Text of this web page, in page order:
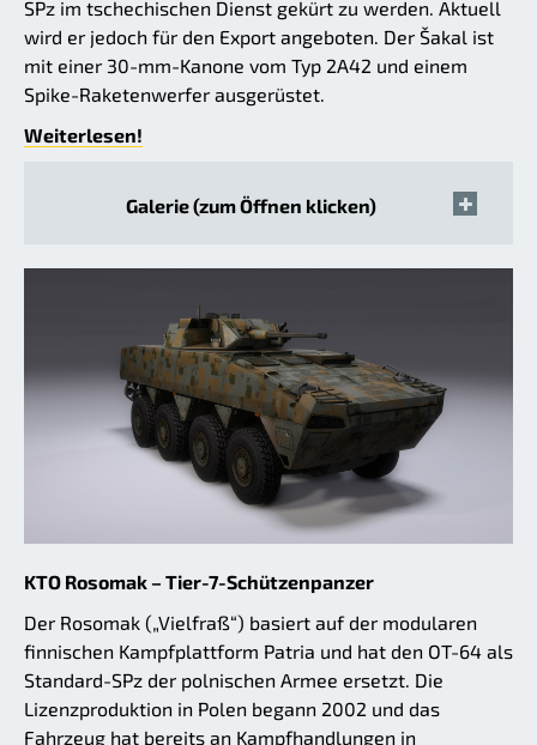
SPz im tschechischen Dienst gekürt zu werden. Aktuell
wird er jedoch für den Export angeboten. Der Šakal ist
mit einer 30-mm-Kanone vom Typ 2A42 und einem
Spike-Raketenwerfer ausgerüstet.
Weiterlesen!
Galerie (zum Öffnen klicken)
KTO Rosomak – Tier-7-Schützenpanzer
Der Rosomak („Vielfraß“) basiert auf der modularen
finnischen Kampfplattform Patria und hat den OT-64 als
Standard-SPz der polnischen Armee ersetzt. Die
Lizenzproduktion in Polen begann 2002 und das
Fahrzeug hat bereits an Kampfhandlungen in